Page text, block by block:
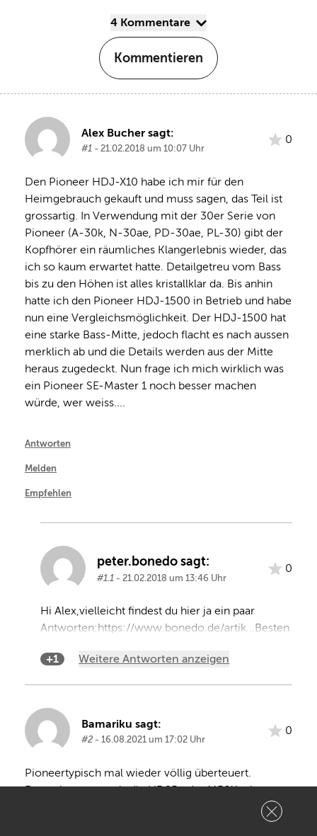
4 Kommentare
Kommentieren
Alex Bucher sagt:
#1 - 21.02.2018 um 10:07 Uhr
0
Den Pioneer HDJ-X10 habe ich mir für den
Heimgebrauch gekauft und muss sagen, das Teil ist
grossartig. In Verwendung mit der 30er Serie von
Pioneer (A-30k, N-30ae, PD-30ae, PL-30) gibt der
Kopfhörer ein räumliches Klangerlebnis wieder, das
ich so kaum erwartet hatte. Detailgetreu vom Bass
bis zu den Höhen ist alles kristallklar da. Bis anhin
hatte ich den Pioneer HDJ-1500 in Betrieb und habe
nun eine Vergleichsmöglichkeit. Der HDJ-1500 hat
eine starke Bass-Mitte, jedoch flacht es nach aussen
merklich ab und die Details werden aus der Mitte
heraus zugedeckt. Nun frage ich mich wirklich was
ein Pioneer SE-Master 1 noch besser machen
würde, wer weiss....
Antworten
Melden
Empfehlen
peter.bonedo sagt:
#1.1 - 21.02.2018 um 13:46 Uhr
0
Hi Alex,vielleicht findest du hier ja ein paar
Antworten:https://www.bonedo.de/artik...Besten
Melden
Empfehlen
+1 Weitere Antworten anzeigen
Bamariku sagt:
#2 - 16.08.2021 um 17:02 Uhr
0
Pioneertypisch mal wieder völlig überteuert.
Doppelt so teuer als die HD25 oder M50X, ohne
dabei doppelt so gut zu sein, im Gegenteil - die
Vorgänger HDJ1000, 1500 und 2000 haben sich mit